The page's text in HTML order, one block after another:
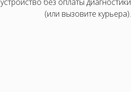
(или вызовите курьера).